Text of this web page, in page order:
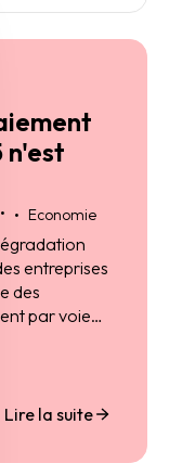
n'est
• Economie
entreprises
des
par voie
Lire la suite